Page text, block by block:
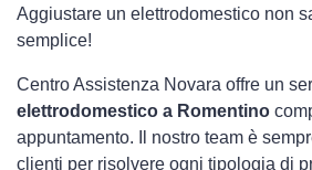
Aggiustare un elettrodomestico non
semplice!
Centro Assistenza Novara offre un
elettrodomestico a Romentino
appuntamento. Il nostro team è
clienti per risolvere ogni tipologia di